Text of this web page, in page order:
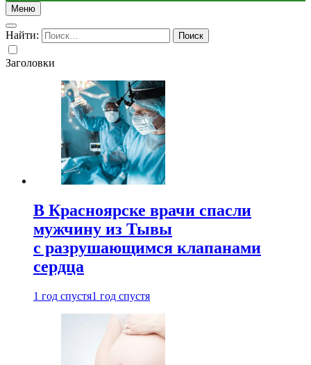
Меню
Найти:
Заголовки
В Красноярске врачи спасли
мужчину из Тывы
с разрушающимся клапанами
сердца
1 год спустя1 год спустя